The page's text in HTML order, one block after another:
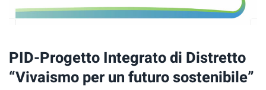
PID-Progetto Integrato di Distretto
“Vivaismo per un futuro sostenibile”